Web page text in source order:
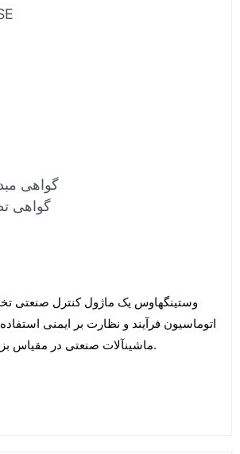
گواهی
گواهی
اتوماسیون فرآیند و نظارت بر ایمنی
ماشینآلات صنعتی در مقیاس بزرگ یافت میشود که در آنها قابلیت اطمینان بالا حیاتی است.